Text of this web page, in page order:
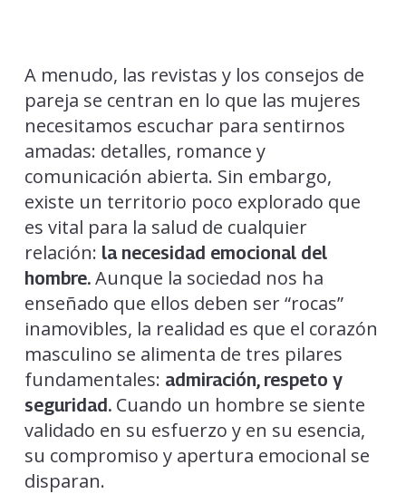
A menudo, las revistas y los consejos de
pareja se centran en lo que las mujeres
necesitamos escuchar para sentirnos
amadas: detalles, romance y
comunicación abierta. Sin embargo,
existe un territorio poco explorado que
es vital para la salud de cualquier
relación: la necesidad emocional del
hombre.Aunque la sociedad nos ha
enseñado que ellos deben ser “rocas”
inamovibles, la realidad es que el corazón
masculino se alimenta de tres pilares
fundamentales: admiración, respeto y
seguridad.Cuando un hombre se siente
validado en su esfuerzo y en su esencia,
su compromiso y apertura emocional se
disparan.